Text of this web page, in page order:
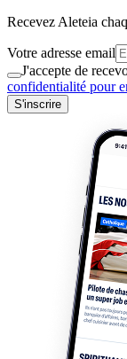
Recevez Aleteia
Votre adresse email
J'accepte de
confidentialité pour
S'inscrire